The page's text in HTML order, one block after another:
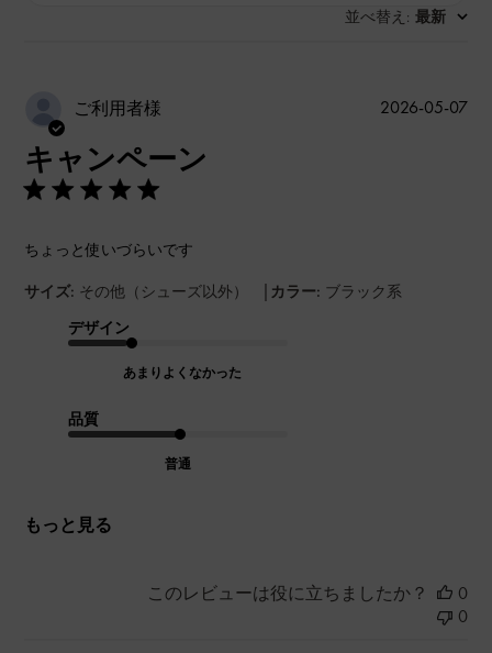
並べ替え : 最新
ご利用者様
キャンペーン
ちょっと使いづらいです
サイズ: その他（シューズ以外） | カラー: ブラック系
デザイン
あまりよくなかった
品質
普通
もっと見る
公
2026-05-07
このレビューは役に立ちましたか？
0
0